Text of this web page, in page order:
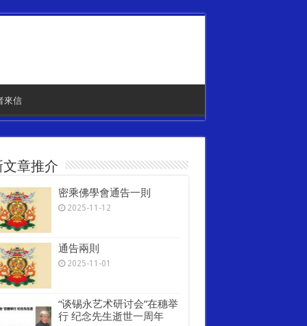
來信
文章推介
密乘佛學會通告一則
2025-11-12
通告兩則
2025-11-01
“谈锡永艺术研讨会”在穗举
行 纪念先生逝世一周年